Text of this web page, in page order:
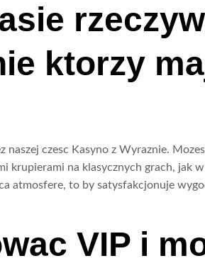
ktorzy
czesc Kasyno z Wyraznie.
na klasycznych grach, jak
atmosfere, to by satysfakcjonuje
VIP i